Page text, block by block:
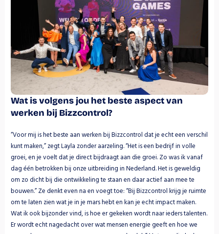
Wat is volgens jou het beste aspect van
werken bij Bizzcontrol?
“Voor mij is het beste aan werken bij Bizzcontrol dat je echt een verschil
kunt maken,” zegt Layla zonder aarzeling. “Het is een bedrijf in volle
groei, en je voelt dat je direct bijdraagt aan die groei. Zo was ik vanaf
dag één betrokken bij onze uitbreiding in Nederland. Het is geweldig
om zo dicht bij die ontwikkeling te staan en daar actief aan mee te
bouwen.” Ze denkt even na en voegt toe: “Bij Bizzcontrol krijg je ruimte
om te laten zien wat je in je mars hebt en kan je echt impact maken.
Wat ik ook bijzonder vind, is hoe er gekeken wordt naar ieders talenten.
Er wordt echt nagedacht over wat mensen energie geeft en hoe we